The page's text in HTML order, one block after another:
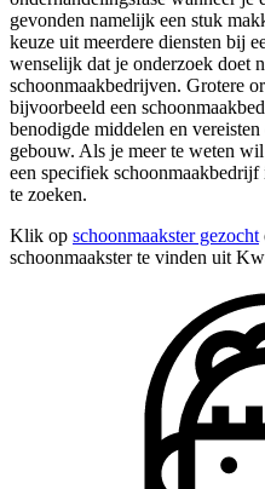
gevonden namelijk een stuk
keuze uit meerdere diensten bij
wenselijk dat je onderzoek doet
schoonmaakbedrijven. Grotere
bijvoorbeeld een
benodigde middelen en
gebouw. Als je meer te weten
een specifiek
te zoeken.
Klik op schoonmaakster gezocht
schoonmaakster te vinden uit